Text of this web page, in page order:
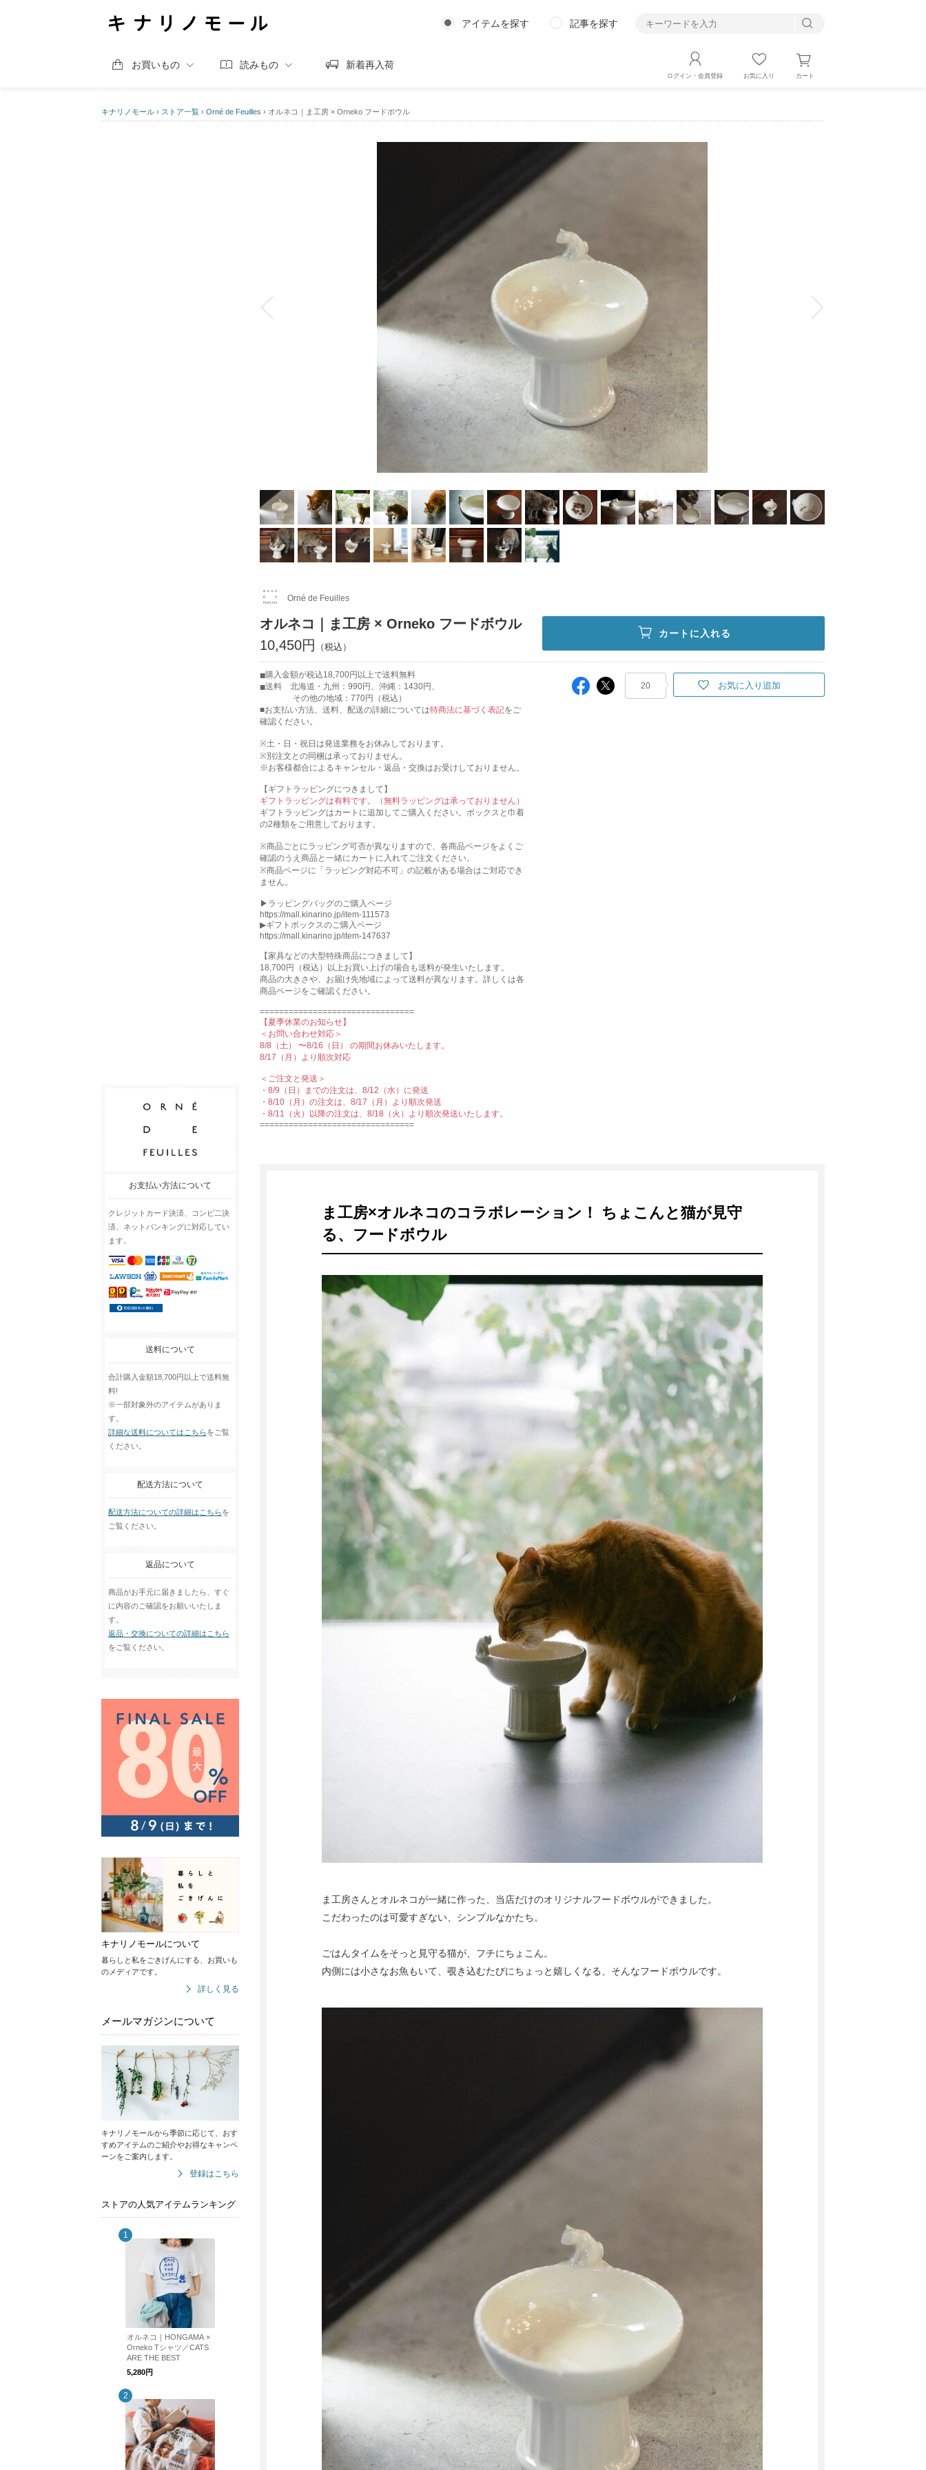
アイテムを探す 記事を探す
お買いもの 読みもの 新着再入荷
ログイン・会員登録 お気に入り カート
キナリノモール › ストア一覧 › Orné de Feuilles › オルネコ｜ま工房 × Orneko フードボウル
お支払い方法について
クレジットカード決済、コンビ二決
済、ネットバンキングに対応してい
ます。
送料について
合計購入金額18,700円以上で送料無
料!
※一部対象外のアイテムがありま
す。
詳細な送料についてはこちらをご覧
ください。
配送方法について
配送方法についての詳細はこちらを
ご覧ください。
返品について
商品がお手元に届きましたら、すぐ
に内容のご確認をお願いいたしま
す。
返品・交換についての詳細はこちら
をご覧ください。
キナリノモールについて
暮らしと私をごきげんにする、お買いも
のメディアです。
詳しく見る
メールマガジンについて
キナリノモールから季節に応じて、おす
すめアイテムのご紹介やお得なキャンペ
ーンをご案内します。
登録はこちら
ストアの人気アイテムランキング
オルネコ｜HONGAMA ×
Orneko Tシャツ／CATS
ARE THE BEST
5,280円
Orné de Feuilles
オルネコ｜ま工房 × Orneko フードボウル
10,450円
カートに入れる
購入金額が税込18,700円以上で送料無料
送料 北海道・九州：990円、沖縄：1430円、
その他の地域：770円（税込）
■お支払い方法、送料、配送の詳細については特商法に基づく表記をご
確認ください。
※土・日・祝日は発送業務をお休みしております。
※別注文との同梱は承っておりません。
※お客様都合によるキャンセル・返品・交換はお受けしておりません。
【ギフトラッピングにつきまして】
ギフトラッピングは有料です。（無料ラッピングは承っておりません）
ギフトラッピングはカートに追加してご購入ください。ボックスと巾着
の2種類をご用意しております。
※商品ごとにラッピング可否が異なりますので、各商品ページをよくご
確認のうえ商品と一緒にカートに入れてご注文ください。
※商品ページに「ラッピング対応不可」の記載がある場合はご対応でき
ません。
▶︎ラッピングバッグのご購入ページ
https://mall.kinarino.jp/item-111573
▶︎ギフトボックスのご購入ページ
https://mall.kinarino.jp/item-147637
【家具などの⼤型特殊商品につきまして】
18,700円（税込）以上お買い上げの場合も送料が発⽣いたします。
商品の⼤きさや、お届け先地域によって送料が異なります。詳しくは各
商品ページをご確認ください。
================================
【夏季休業のお知らせ】
＜お問い合わせ対応＞
8/8（土） 〜8/16（日） の期間お休みいたします。
8/17（月）より順次対応
＜ご注文と発送＞
・8/9（日）までの注文は、8/12（水）に発送
・8/10（月）の注文は、8/17（月）より順次発送
・8/11（火）以降の注文は、8/18（火）より順次発送いたします。
================================
20 お気に入り追加
ま工房×オルネコのコラボレーション！ ちょこんと猫が見守
る、フードボウル
ま工房さんとオルネコが一緒に作った、当店だけのオリジナルフードボウルができました。
こだわったのは可愛すぎない、シンプルなかたち。
ごはんタイムをそっと見守る猫が、フチにちょこん。
内側には小さなお魚もいて、覗き込むたびにちょっと嬉しくなる、そんなフードボウルです。